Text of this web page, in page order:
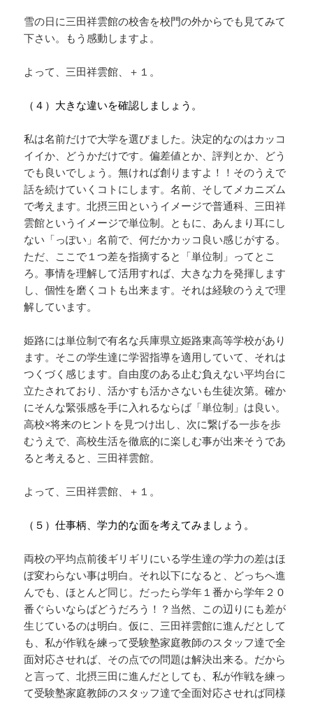
雪の日に三田祥雲館の校舎を校門の外からでも見てみて
下さい。もう感動しますよ。
よって、三田祥雲館、＋１。
（４）大きな違いを確認しましょう。
私は名前だけで大学を選びました。決定的なのはカッコ
イイか、どうかだけです。偏差値とか、評判とか、どう
でも良いでしょう。無ければ創りますよ！！そのうえで
話を続けていくコトにします。名前、そしてメカニズム
で考えます。北摂三田というイメージで普通科、三田祥
雲館というイメージで単位制。ともに、あんまり耳にし
ない「っぽい」名前で、何だかカッコ良い感じがする。
ただ、ここで１つ差を指摘すると「単位制」ってとこ
ろ。事情を理解して活用すれば、大きな力を発揮します
し、個性を磨くコトも出来ます。それは経験のうえで理
解しています。
姫路には単位制で有名な兵庫県立姫路東高等学校があり
ます。そこの学生達に学習指導を適用していて、それは
つくづく感じます。自由度のある止む負えない平均台に
立たされており、活かすも活かさないも生徒次第。確か
にそんな緊張感を手に入れるならば「単位制」は良い。
高校×将来のヒントを見つけ出し、次に繋げる一歩を歩
むうえで、高校生活を徹底的に楽しむ事が出来そうであ
ると考えると、三田祥雲館。
よって、三田祥雲館、＋１。
（５）仕事柄、学力的な面を考えてみましょう。
両校の平均点前後ギリギリにいる学生達の学力の差はほ
ぼ変わらない事は明白。それ以下になると、どっちへ進
んでも、ほとんど同じ。だったら学年１番から学年２０
番ぐらいならばどうだろう！？当然、この辺りにも差が
生じているのは明白。仮に、三田祥雲館に進んだとして
も、私が作戦を練って受験塾家庭教師のスタッフ達で全
面対応させれば、その点での問題は解決出来る。だから
と言って、北摂三田に進んだとしても、私が作戦を練っ
て受験塾家庭教師のスタッフ達で全面対応させれば同様